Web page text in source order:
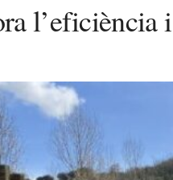
l’eficiència